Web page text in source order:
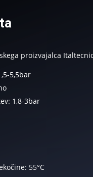
proizvajalca
5,5bar
1,8-3bar
55°C